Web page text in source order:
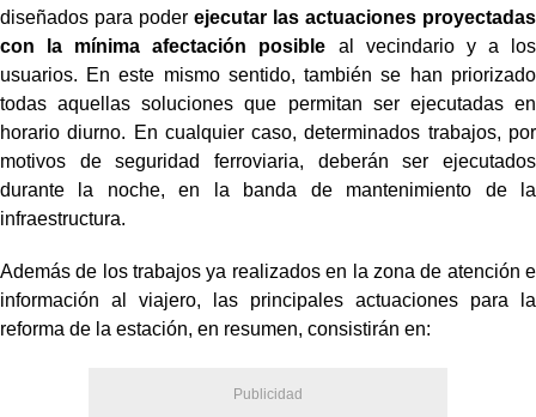
diseñados para poderejecutar las actuaciones proyectadas
con la mínima afectación posible al vecindario y a los
usuarios. En este mismo sentido, también se han priorizado
todas aquellas soluciones que permitan ser ejecutadas en
horario diurno. En cualquier caso, determinados trabajos, por
motivos de seguridad ferroviaria, deberán ser ejecutados
durante la noche, en la banda de mantenimiento de la
infraestructura.
Además de los trabajos ya realizados en la zona de atención e
información al viajero, las principales actuaciones para la
reforma de la estación, en resumen, consistirán en: